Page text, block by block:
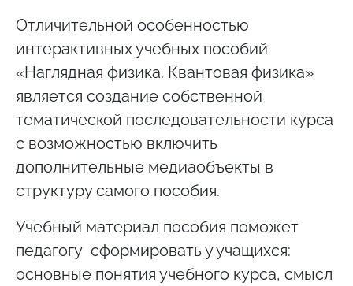
Отличительной особенностью
интерактивных учебных пособий
«Наглядная физика. Квантовая физика»
является создание собственной
тематической последовательности курса
с возможностью включить
дополнительные медиаобъекты в
структуру самого пособия.
Учебный материал пособия поможет
педагогу сформировать у учащихся:
основные понятия учебного курса, смысл